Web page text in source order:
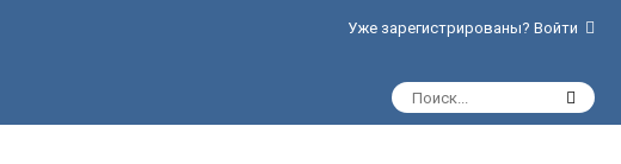
Уже зарегистрированы? Войти